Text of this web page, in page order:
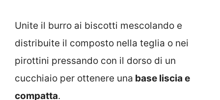
Unite il burro ai biscotti mescolando e
distribuite il composto nella teglia o nei
pirottini pressando con il dorso di un
cucchiaio per ottenere una base liscia e
compatta.